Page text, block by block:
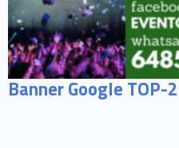
Banner Google TOP-